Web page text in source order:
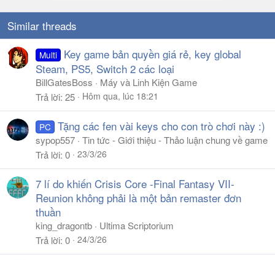
Similar threads
Multi
Key game bản quyền giá rẻ, key global
Steam, PS5, Switch 2 các loại
BillGatesBoss
Máy và Linh Kiện Game
Trả lời 25 Hôm qua, lúc 18:21
PC Tặng các fen vài keys cho con trò chơi này :)
sypop557 Tin tức - Giới thiệu - Thảo luận chung về game
Trả lời 0 23/3/26
7 lí do khiến Crisis Core -Final Fantasy VII-
Reunion không phải là một bản remaster đơn
thuần
king_dragontb
Ultima Scriptorium
Trả lời 0 24/3/26